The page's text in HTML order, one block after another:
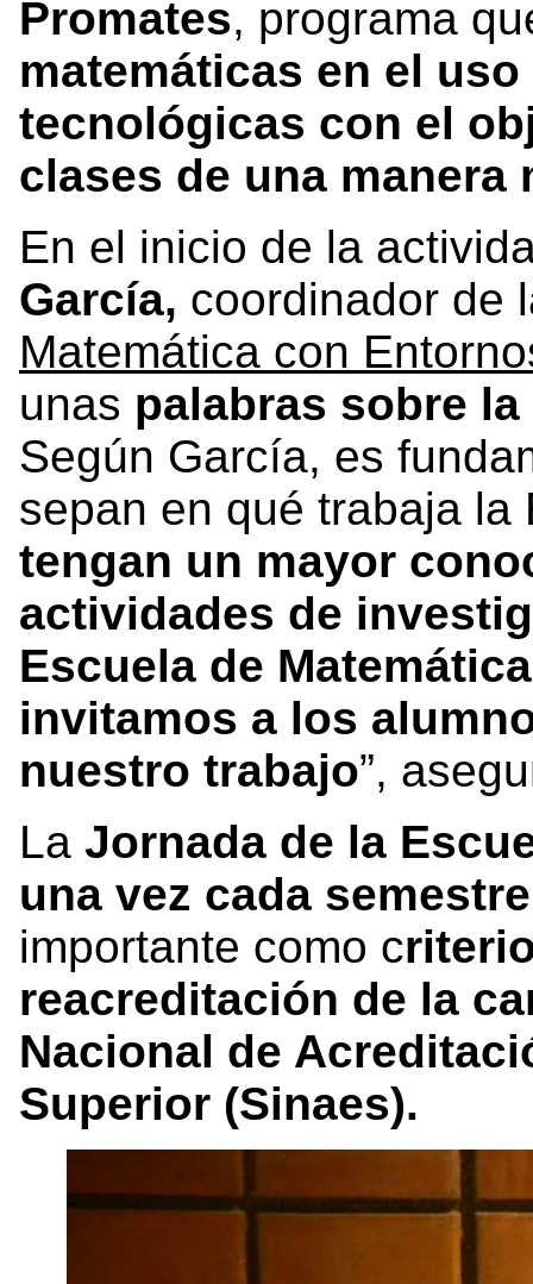
Promates, programa
matemáticas en el
tecnológicas con el
clases de una manera
En el inicio de la
García, coordinador de
Matemática con
unas palabras sobre
Según García, es
sepan en qué trabaja la
tengan un mayor
actividades de
Escuela de
invitamos a los
nuestro trabajo”,
La Jornada de la
una vez cada
importante como c
reacreditación de la
Nacional de
Superior (Sinaes).